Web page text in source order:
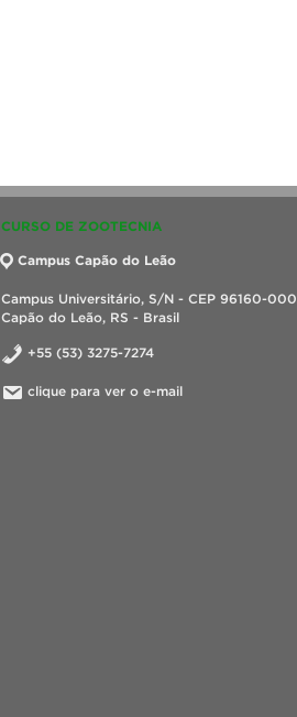
CURSO DE ZOOTECNIA
Campus Capão do Leão
Campus Universitário, S/N - CEP 96160-000
Capão do Leão, RS - Brasil
+55 (53) 3275-7274
clique para ver o e-mail